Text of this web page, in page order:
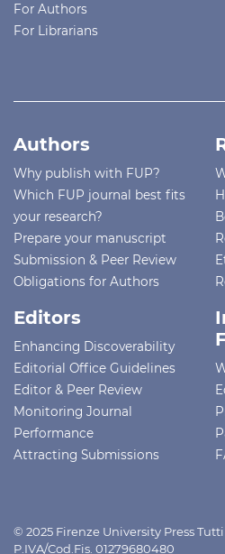
For Authors
For Librarians
Authors
Why publish with FUP?
Which FUP journal best fits
your research?
Prepare your manuscript
Submission & Peer Review
Obligations for Authors
Editors
Enhancing Discoverability
Editorial Office Guidelines
Editor & Peer Review
Monitoring Journal
Performance
Attracting Submissions
© 2025 Firenze University Press
P.IVA/Cod.Fis. 01279680480